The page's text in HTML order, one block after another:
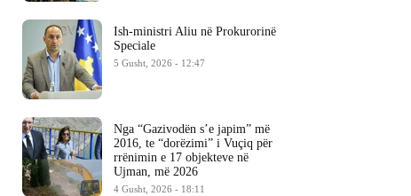
Ish-ministri ​Aliu në Prokurorinë
Speciale
5 Gusht, 2026 - 12:47
Nga “Gazivodën s’e japim” më
2016, te “dorëzimi” i Vuçiq për
rrënimin e 17 objekteve në
Ujman, më 2026
4 Gusht, 2026 - 18:11